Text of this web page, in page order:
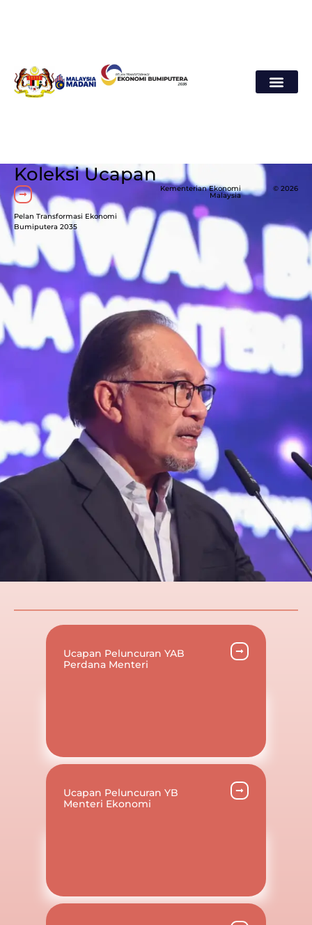
Koleksi Ucapan
Pelan Transformasi Ekonomi
Bumiputera 2035
Kementerian Ekonomi
Malaysia
© 2026
Ucapan Peluncuran YAB
Perdana Menteri
Ucapan Peluncuran YB
Menteri Ekonomi